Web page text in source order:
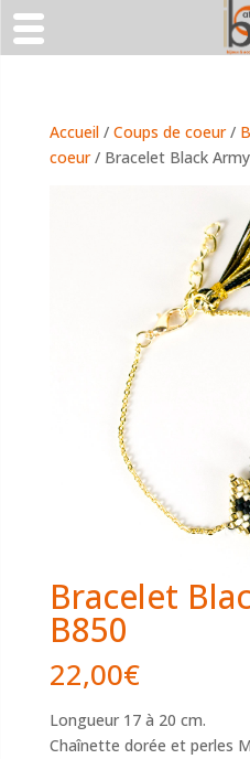
Accueil/ Coups de coeur/
coeur/ Bracelet Black
Bracelet
B850
22,00€
Longueur 17 à 20 cm.
Chaînette dorée et perles